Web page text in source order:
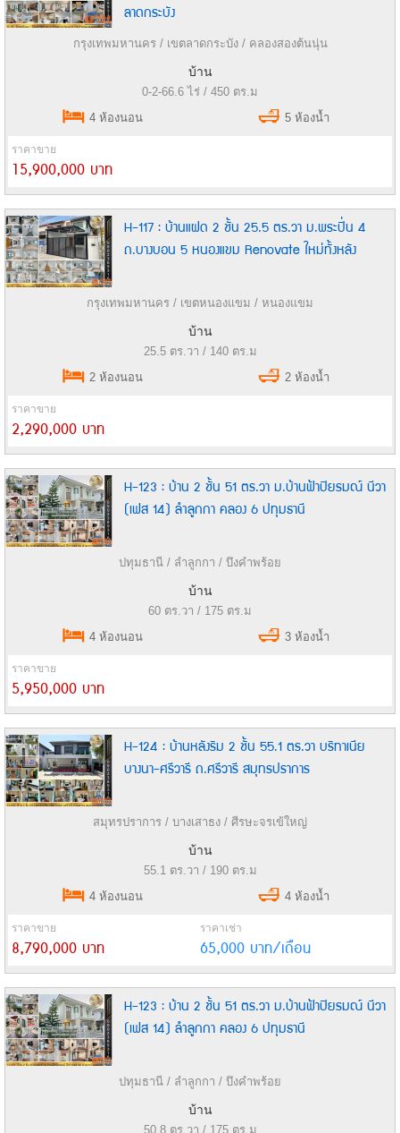
ลาดกระบัง
กรุงเทพมหานคร / เขตลาดกระบัง / คลองสองต้นนุ่น
บ้าน
0-2-66.6 ไร่ / 450 ตร.ม
4 ห้องนอน
5 ห้องน้ำ
ราคาขาย
15,900,000 บาท
H-117 : บ้านแฝด 2 ชั้น 25.5 ตร.วา ม.พระปิ่น 4
ถ.บางบอน 5 หนองแขม Renovate ใหม่ทั้งหลัง
กรุงเทพมหานคร / เขตหนองแขม / หนองแขม
บ้าน
25.5 ตร.วา / 140 ตร.ม
2 ห้องนอน
2 ห้องน้ำ
ราคาขาย
2,290,000 บาท
H-123 : บ้าน 2 ชั้น 51 ตร.วา ม.บ้านฟ้าปิยรมณ์ นีวา
(เฟส 14) ลำลูกกา คลอง 6 ปทุมธานี
ปทุมธานี / ลำลูกกา / บึงคำพร้อย
บ้าน
60 ตร.วา / 175 ตร.ม
4 ห้องนอน
3 ห้องน้ำ
ราคาขาย
5,950,000 บาท
H-124 : บ้านหลังริม 2 ชั้น 55.1 ตร.วา บริทาเนีย
บางนา-ศรีวารี ถ.ศรีวารี สมุทรปราการ
สมุทรปราการ / บางเสาธง / ศีรษะจรเข้ใหญ่
บ้าน
55.1 ตร.วา / 190 ตร.ม
4 ห้องนอน
4 ห้องน้ำ
ราคาขาย
8,790,000 บาท
ราคาเช่า
65,000 บาท/เดือน
H-123 : บ้าน 2 ชั้น 51 ตร.วา ม.บ้านฟ้าปิยรมณ์ นีวา
(เฟส 14) ลำลูกกา คลอง 6 ปทุมธานี
ปทุมธานี / ลำลูกกา / บึงคำพร้อย
บ้าน
50.8 ตร.วา / 175 ตร.ม